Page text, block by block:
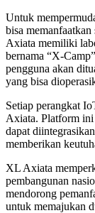
Untuk
bisa
Axiata memiliki
bernama “X-
pengguna akan
yang bisa
Setiap perangkat
Axiata. Platform
dapat
memberikan
XL Axiata
pembangunan
mendorong
untuk memajukan